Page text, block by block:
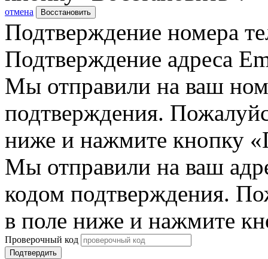
отмена Восстановить
Подтверждение номера
Подтверждение адреса
Мы отправили на ваш
подтверждения.
ниже и нажмите кнопку
Мы отправили на ваш
кодом подтверждения.
в поле ниже и нажмите
Проверочный код
Подтвердить